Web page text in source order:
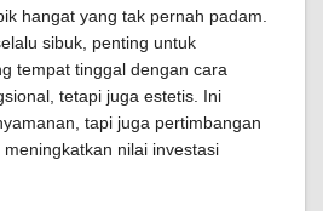
hangat yang tak pernah padam.
sibuk, penting untuk
tempat tinggal dengan cara
tetapi juga estetis. Ini
tapi juga pertimbangan
nilai investasi